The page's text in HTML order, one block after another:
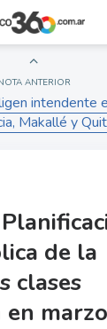
ANTERIOR
intendente
Makallé y
de la
clases
en